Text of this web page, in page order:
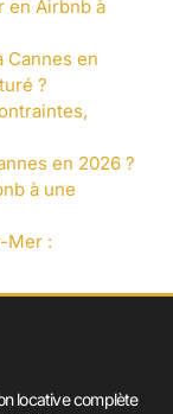
en Airbnb à
Cannes en
?
en 2026 ?
à une
Mer :
locative complète